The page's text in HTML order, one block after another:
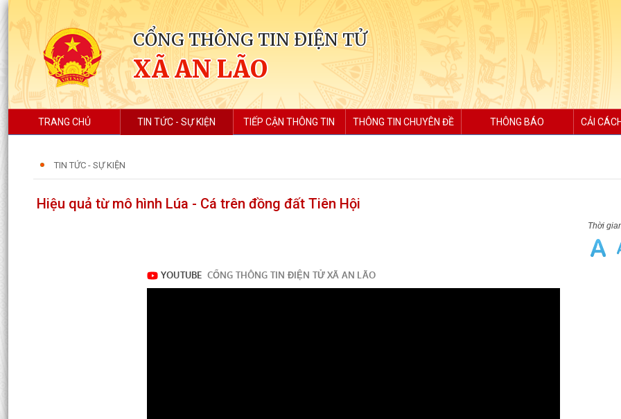
CỔNG THÔNG TIN ĐIỆN TỬ
XÃ AN LÃO
TRANG CHỦ TIN TỨC - SỰ KIỆN TIẾP CẬN THÔNG TIN THÔNG TIN CHUYÊN ĐỀ THÔNG BÁO CẢI
TIN TỨC - SỰ KIỆN
Hiệu quả từ mô hình Lúa - Cá trên đồng đất Tiên Hội